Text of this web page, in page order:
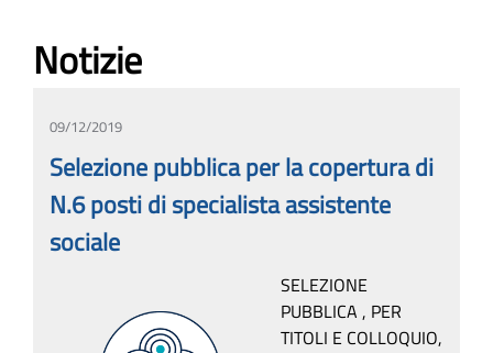
Notizie
09/12/2019
Selezione pubblica per la copertura di
N.6 posti di specialista assistente
sociale
SELEZIONE
PUBBLICA , PER
TITOLI E COLLOQUIO,